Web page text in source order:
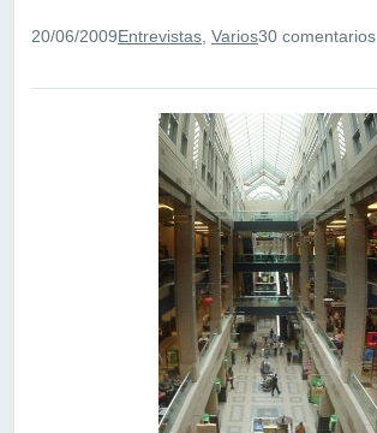
20/06/2009Entrevistas Varios30 comentarios